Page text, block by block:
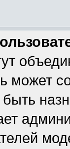
может
быть